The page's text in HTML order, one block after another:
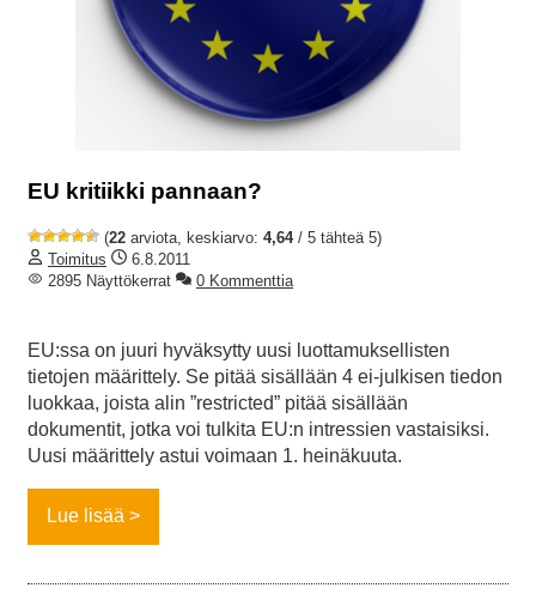
EU kritiikki pannaan?
(22 arviota, keskiarvo: 4,64/ 5 tähteä 5)
Toimitus
6.8.2011
2895 Näyttökerrat
0 Kommenttia
EU:ssa on juuri hyväksytty uusi luottamuksellisten
tietojen määrittely. Se pitää sisällään 4 ei-julkisen tiedon
luokkaa, joista alin ”restricted” pitää sisällään
dokumentit, jotka voi tulkita EU:n intressien vastaisiksi.
Uusi määrittely astui voimaan 1. heinäkuuta.
Lue lisää